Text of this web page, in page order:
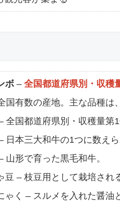
ボ – 全国都道府県別・収穫
国有数の産地。主な品種は
全国都道府県別・収穫量第
日本三大和牛の1つに数えら
山形で育った黒毛和牛。
豆 – 枝豆用として栽培され
ゃく – スルメを入れた醤油